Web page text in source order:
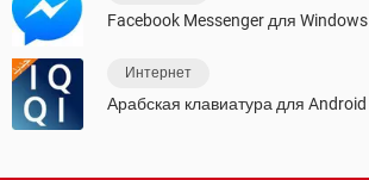
Facebook Messenger для Windows
Интернет
Арабская клавиатура для Android